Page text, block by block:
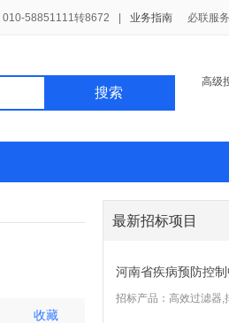
010-58851111转8672 业务指南 必联服务
搜索
高级
收藏
最新招标项目
河南省疾病预防控制
招标产品： 高效过滤器,